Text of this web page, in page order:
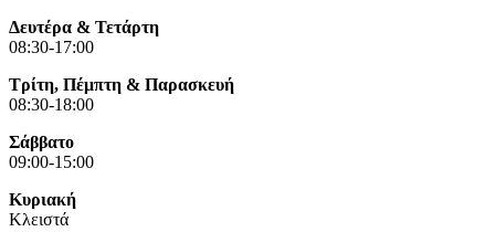
Δευτέρα & Τετάρτη
08:30-17:00
Τρίτη, Πέμπτη & Παρασκευή
08:30-18:00
Σάββατο
09:00-15:00
Κυριακή
Κλειστά